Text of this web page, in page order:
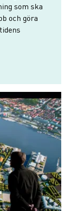
som ska
och göra